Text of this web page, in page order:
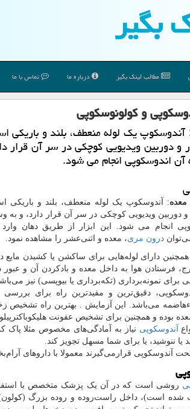
بگیر
مطالب لینك بگیر درباره ما تماس با ما
و كولونوسكوپی
آندوسكوپ یك لوله منعطف، بلند و باریكی
و دوربین ویدیویی كوچكی در سر آن قرار
آن اندوسكوپی انجام می شود.
معده: آندوسکوپ یک لوله منعطف، بلند و باریکی
و دوربین ویدیویی کوچکی در سر آن قرار دارد، و به
انجام می شود. این ابزار از طریق دهان وارد
درون مری، معده و اثنی‌عشر را مشاهده نمود.
همچنین دارای لوله‌هایی برای ساکشن یا کشیدن مایع
فرستادن هوا به داخل معده و بادکردن آن و عبور
برای نمونه‌برداری (تکه‌برداری یا بیوپسی) نیز
دقیق‌ترین و مفیدترین راه برای بررسی
می‌باشد. این آزمایش . بهترین راه تشخیص
بوده و همچنین برای تشخیص عفونت
آندوسکوپی نیاز به آمادگی‌های مخصوص مثلا
یا ننوشید، یا برای شما مسهل تجویز کند.
آندوسکوپی قرارمی‌گیرند معمولا با داروهای
روشی است که در آن یک پزشک متخصص با استفاده
است)، داخل راست‌روده و روده بزرگ (کولون)